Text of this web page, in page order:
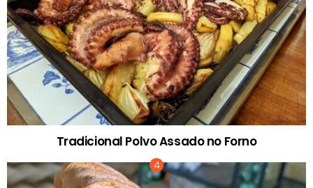
Tradicional Polvo Assado no Forno